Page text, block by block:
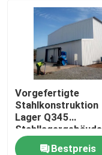
Vorgefertigte
Stahlkonstruktion
Lager Q345
Stahllagergebäude
Bestpreis